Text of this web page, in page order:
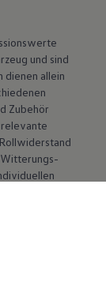
und sind
dienen allein
Zubehör